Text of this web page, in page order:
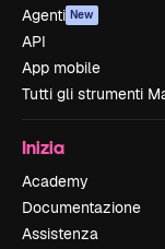
Agenti New
API
App mobile
Tutti gli strumenti
Inizia
Academy
Documentazione
Assistenza